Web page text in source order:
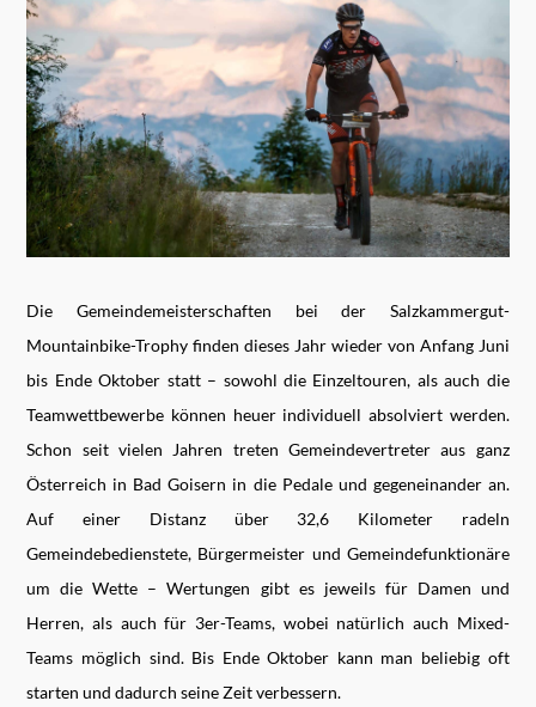
Die Gemeindemeisterschaften bei der Salzkammergut-
Mountainbike-Trophy finden dieses Jahr wieder von Anfang Juni
bis Ende Oktober statt – sowohl die Einzeltouren, als auch die
Teamwettbewerbe können heuer individuell absolviert werden.
Schon seit vielen Jahren treten Gemeindevertreter aus ganz
Österreich in Bad Goisern in die Pedale und gegeneinander an.
Auf einer Distanz über 32,6 Kilometer radeln
Gemeindebedienstete, Bürgermeister und Gemeindefunktionäre
um die Wette – Wertungen gibt es jeweils für Damen und
Herren, als auch für 3er-Teams, wobei natürlich auch Mixed-
Teams möglich sind. Bis Ende Oktober kann man beliebig oft
starten und dadurch seine Zeit verbessern.